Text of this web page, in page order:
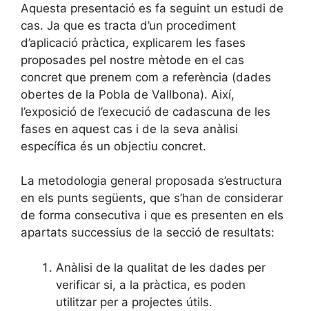
Aquesta presentació es fa seguint un estudi de
cas. Ja que es tracta d’un procediment
d’aplicació pràctica, explicarem les fases
proposades pel nostre mètode en el cas
concret que prenem com a referència (dades
obertes de la Pobla de Vallbona). Així,
l’exposició de l’execució de cadascuna de les
fases en aquest cas i de la seva anàlisi
específica és un objectiu concret.
La metodologia general proposada s’estructura
en els punts següents, que s’han de considerar
de forma consecutiva i que es presenten en els
apartats successius de la secció de resultats:
Anàlisi de la qualitat de les dades per
verificar si, a la pràctica, es poden
utilitzar per a projectes útils.